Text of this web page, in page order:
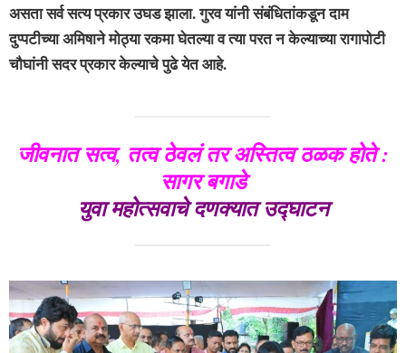
असता सर्व सत्य प्रकार उघड झाला. गुरव यांनी संबंधितांकडून दाम
दुप्पटीच्या अमिषाने मोठ्या रकमा घेतल्या व त्या परत न केल्याच्या रागापोटी
चौघांनी सदर प्रकार केल्याचे पुढे येत आहे.
जीवनात सत्व, तत्व ठेवलं तर अस्तित्व ठळक होते :
सागर बगाडे
युवा महोत्सवाचे दणक्यात उद्घाटन